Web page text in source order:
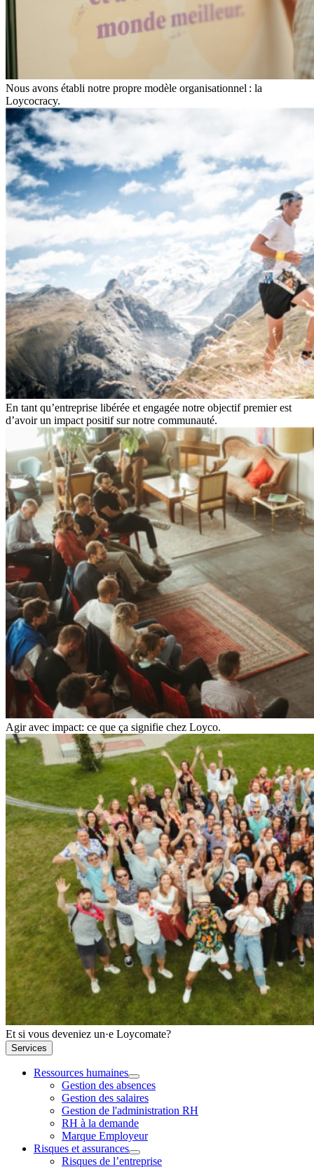
Nous avons établi notre propre modèle organisationnel : la
Loycocracy.
En tant qu’entreprise libérée et engagée notre objectif premier est
d’avoir un impact positif sur notre communauté.
Agir avec impact: ce que ça signifie chez Loyco.
Et si vous deveniez un·e Loycomate?
Services
Ressources humaines
Gestion des absences
Gestion des salaires
Gestion de l'administration RH
RH à la demande
Marque Employeur
Risques et assurances
Risques de l’entreprise